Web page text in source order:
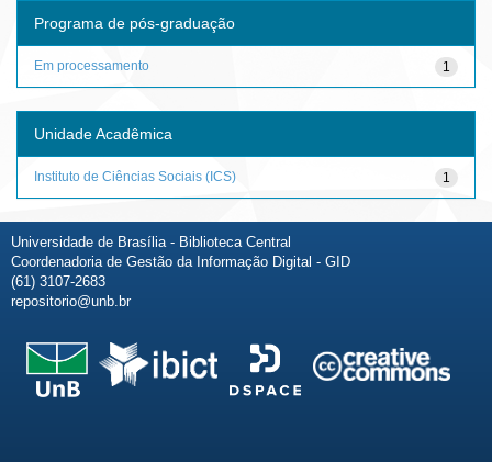
Programa de pós-graduação
1
Em processamento
Unidade Acadêmica
1
Instituto de Ciências Sociais (ICS)
Universidade de Brasília - Biblioteca Central
Coordenadoria de Gestão da Informação Digital - GID
(61) 3107-2683
repositorio@unb.br